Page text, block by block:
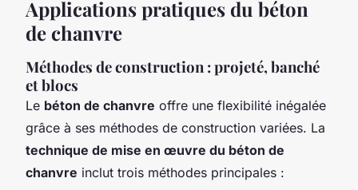
Applications pratiques du béton
de chanvre
Méthodes de construction : projeté, banché
et blocs
Le béton de chanvre offre une flexibilité inégalée
grâce à ses méthodes de construction variées. La
technique de mise en œuvre du béton de
chanvre inclut trois méthodes principales :